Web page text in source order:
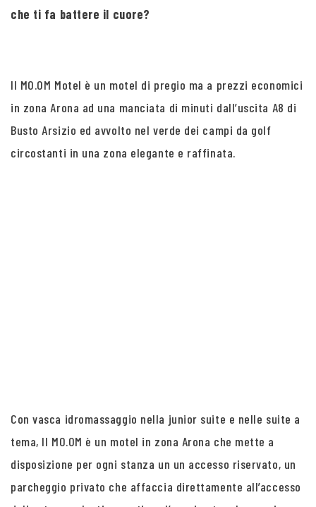
che ti fa battere il cuore?
Il MO.OM Motel è un motel di pregio ma a prezzi economici
in zona Arona ad una manciata di minuti dall’uscita A8 di
Busto Arsizio ed avvolto nel verde dei campi da golf
circostanti in una zona elegante e raffinata.
Con vasca idromassaggio nella junior suite e nelle suite a
tema, Il MO.OM è un motel in zona Arona che mette a
disposizione per ogni stanza un un accesso riservato, un
parcheggio privato che affaccia direttamente all’accesso